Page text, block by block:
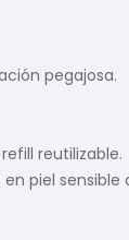
pegajosa.
reutilizable.
piel sensible